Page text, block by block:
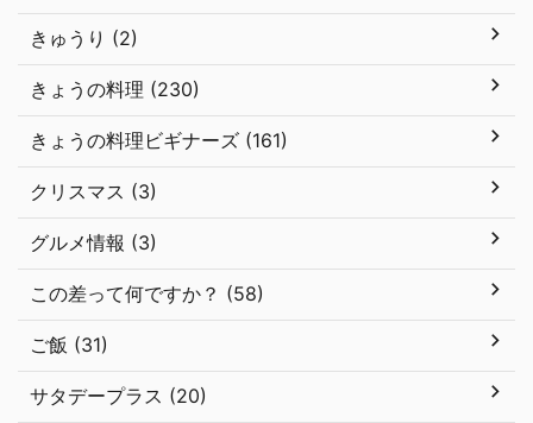
きゅうり (2)
きょうの料理 (230)
きょうの料理ビギナーズ (161)
クリスマス (3)
グルメ情報 (3)
この差って何ですか？ (58)
ご飯 (31)
サタデープラス (20)